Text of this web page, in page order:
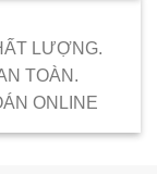
LƯỢNG.
TOÀN.
ONLINE